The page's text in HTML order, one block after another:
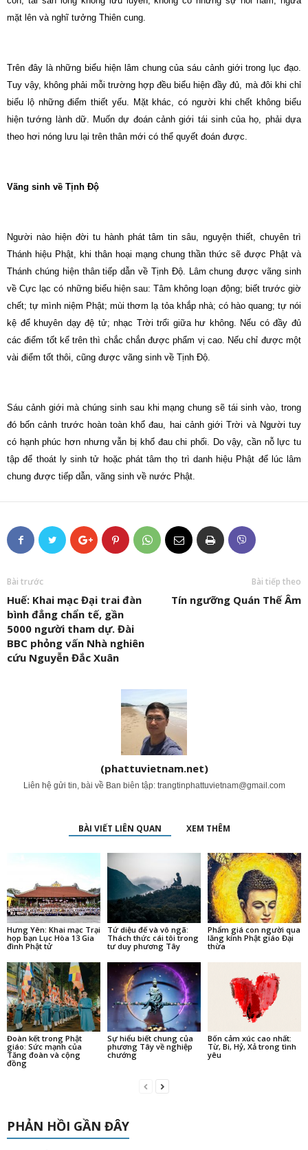
mặt lên và nghĩ tưởng Thiên cung.
Trên đây là những biểu hiện lâm chung của sáu cảnh giới trong lục đạo.
Tuy vậy, không phải mỗi trường hợp đều biểu hiện đầy đủ, mà đôi khi chỉ
biểu lộ những điểm thiết yếu. Mặt khác, có người khi chết không biểu
hiện tướng lành dữ. Muốn dự đoán cảnh giới tái sinh của họ, phải dựa
theo hơi nóng lưu lại trên thân mới có thể quyết đoán được.
Vãng sinh về Tịnh Độ
Người nào hiện đời tu hành phát tâm tin sâu, nguyện thiết, chuyên trì
Thánh hiệu Phật, khi thân hoại mạng chung thần thức sẽ được Phật và
Thánh chúng hiện thân tiếp dẫn về Tịnh Độ. Lâm chung được vãng sinh
về Cực lạc có những biểu hiện sau: Tâm không loạn động; biết trước giờ
chết; tự mình niệm Phật; mùi thơm lạ tỏa khắp nhà; có hào quang; tự nói
kệ để khuyên dạy đệ tử; nhạc Trời trổi giữa hư không. Nếu có đầy đủ
các điểm tốt kể trên thì chắc chắn được phẩm vị cao. Nếu chỉ được một
vài điểm tốt thôi, cũng được vãng sinh về Tịnh Độ.
Sáu cảnh giới mà chúng sinh sau khi mạng chung sẽ tái sinh vào, trong
đó bốn cảnh trước hoàn toàn khổ đau, hai cảnh giới Trời và Người tuy
có hạnh phúc hơn nhưng vẫn bị khổ đau chi phối. Do vậy, cần nỗ lực tu
tập để thoát ly sinh tử hoặc phát tâm thọ trì danh hiệu Phật để lúc lâm
chung được tiếp dẫn, vãng sinh về nước Phật.
Bài trước
Huế: Khai mạc Đại trai đàn
bình đẳng chẩn tế, gần
5000 người tham dự. Đài
BBC phỏng vấn Nhà nghiên
cứu Nguyễn Đắc Xuân
Bài tiếp theo
Tín ngưỡng Quán Thế Âm
(phattuvietnam.net)
Liên hệ gửi tin, bài về Ban biên tập: trangtinphattuvietnam@gmail.com
BÀI VIẾT LIÊN QUAN XEM THÊM
Hưng Yên: Khai mạc Trại
họp bạn Lục Hòa 13 Gia
đình Phật tử
Tứ diệu đế và vô ngã:
Thách thức cái tôi trong
tư duy phương Tây
Phẩm giá con người qua
lăng kính Phật giáo Đại
thừa
Đoàn kết trong Phật
giáo: Sức mạnh của
Tăng đoàn và cộng
đồng
Sự hiểu biết chung của
phương Tây về nghiệp
chướng
Bốn cảm xúc cao nhất:
Từ, Bi, Hỷ, Xả trong tình
yêu
PHẢN HỒI GẦN ĐÂY